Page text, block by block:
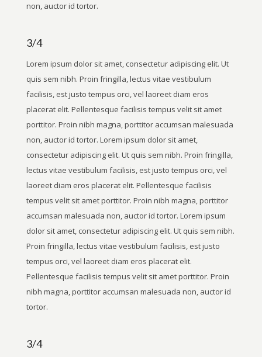
non, auctor id tortor.
3/4
Lorem ipsum dolor sit amet, consectetur adipiscing elit. Ut
quis sem nibh. Proin fringilla, lectus vitae vestibulum
facilisis, est justo tempus orci, vel laoreet diam eros
placerat elit. Pellentesque facilisis tempus velit sit amet
porttitor. Proin nibh magna, porttitor accumsan malesuada
non, auctor id tortor. Lorem ipsum dolor sit amet,
consectetur adipiscing elit. Ut quis sem nibh. Proin fringilla,
lectus vitae vestibulum facilisis, est justo tempus orci, vel
laoreet diam eros placerat elit. Pellentesque facilisis
tempus velit sit amet porttitor. Proin nibh magna, porttitor
accumsan malesuada non, auctor id tortor. Lorem ipsum
dolor sit amet, consectetur adipiscing elit. Ut quis sem nibh.
Proin fringilla, lectus vitae vestibulum facilisis, est justo
tempus orci, vel laoreet diam eros placerat elit.
Pellentesque facilisis tempus velit sit amet porttitor. Proin
nibh magna, porttitor accumsan malesuada non, auctor id
tortor.
3/4